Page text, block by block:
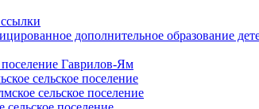
дополнительное образование
поселение Гаврилов-Ям
сельское поселение
сельское поселение